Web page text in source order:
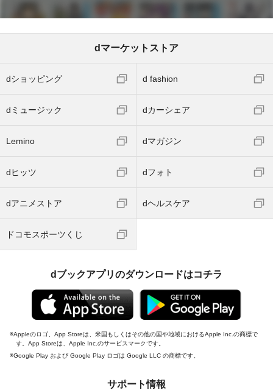
dマーケットストア
dショッピング d fashion
dミュージック dカーシェア
Lemino dマガジン
dヒッツ dフォト
dアニメストア dヘルスケア
ドコモスポーツくじ
dブックアプリのダウンロードはコチラ
Appleのロゴ、App Storeは、米国もしくはその他の国や地域におけるApple Inc.の商標で
す。App Storeは、Apple Inc.のサービスマークです。
Google Play および Google Play ロゴは Google LLC の商標です。
サポート情報